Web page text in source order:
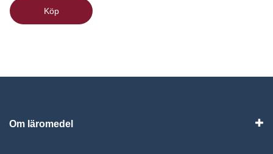
Köp
Om läromedel